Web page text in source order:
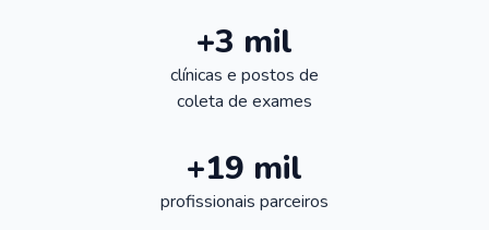
+3 mil
clínicas e postos de
coleta de exames
+19 mil
profissionais parceiros